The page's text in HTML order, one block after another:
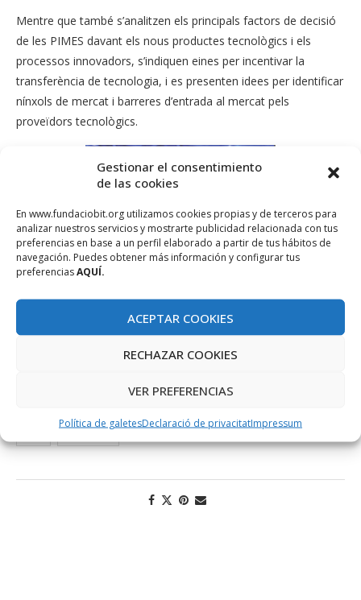
Gestionar el consentimiento
de las cookies
En www.fundaciobit.org utilizamos cookies propias y de terceros para
analizar nuestros servicios y mostrarte publicidad relacionada con tus
preferencias en base a un perfil elaborado a partir de tus hábitos de
navegación. Puedes obtener más información y configurar tus
preferenciasAQUÍ.
ACEPTAR COOKIES
RECHAZAR COOKIES
VER PREFERENCIAS
Política de galetesDeclaració de privacitatImpressum
Mentre que també s’analitzen els principals factors de decisió
de les PIMES davant els nous productes tecnològics i els
processos innovadors, s’indiquen eines per incentivar la
transferència de tecnologia, i es presenten idees per identificar
nínxols de mercat i barreres d’entrada al mercat pels
proveïdors tecnològics.